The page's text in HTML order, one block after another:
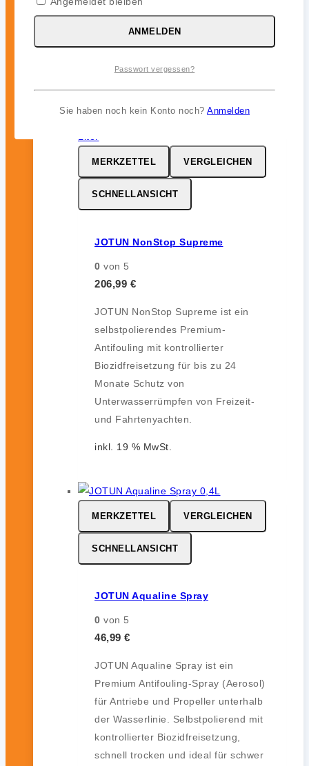
zuverlässigen Bewuchsschutz (bis zu
12 Monate) im Unterwasserbereich.
inkl. 19 % MwSt.
MERKZETTEL VERGLEICHEN
SCHNELLANSICHT
JOTUN NonStop Supreme
0 von 5
206,99 €
JOTUN NonStop Supreme ist ein
selbstpolierendes Premium-
Antifouling mit kontrollierter
Biozidfreisetzung für bis zu 24
Monate Schutz von
Unterwasserrümpfen von Freizeit-
und Fahrtenyachten.
inkl. 19 % MwSt.
MERKZETTEL VERGLEICHEN
SCHNELLANSICHT
JOTUN Aqualine Spray
0 von 5
46,99 €
JOTUN Aqualine Spray ist ein
Premium Antifouling-Spray (Aerosol)
für Antriebe und Propeller unterhalb
der Wasserlinie. Selbstpolierend mit
kontrollierter Biozidfreisetzung,
schnell trocken und ideal für schwer
ANMELDEN
Passwort vergessen?
Sie haben noch kein Konto noch? Anmelden